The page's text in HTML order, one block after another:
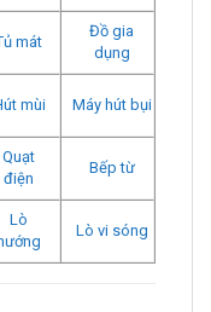
mát
Đồ gia
dụng
mùi Máy hút bụi
Quạt
điện
Bếp từ
Lò
Lò vi sóng